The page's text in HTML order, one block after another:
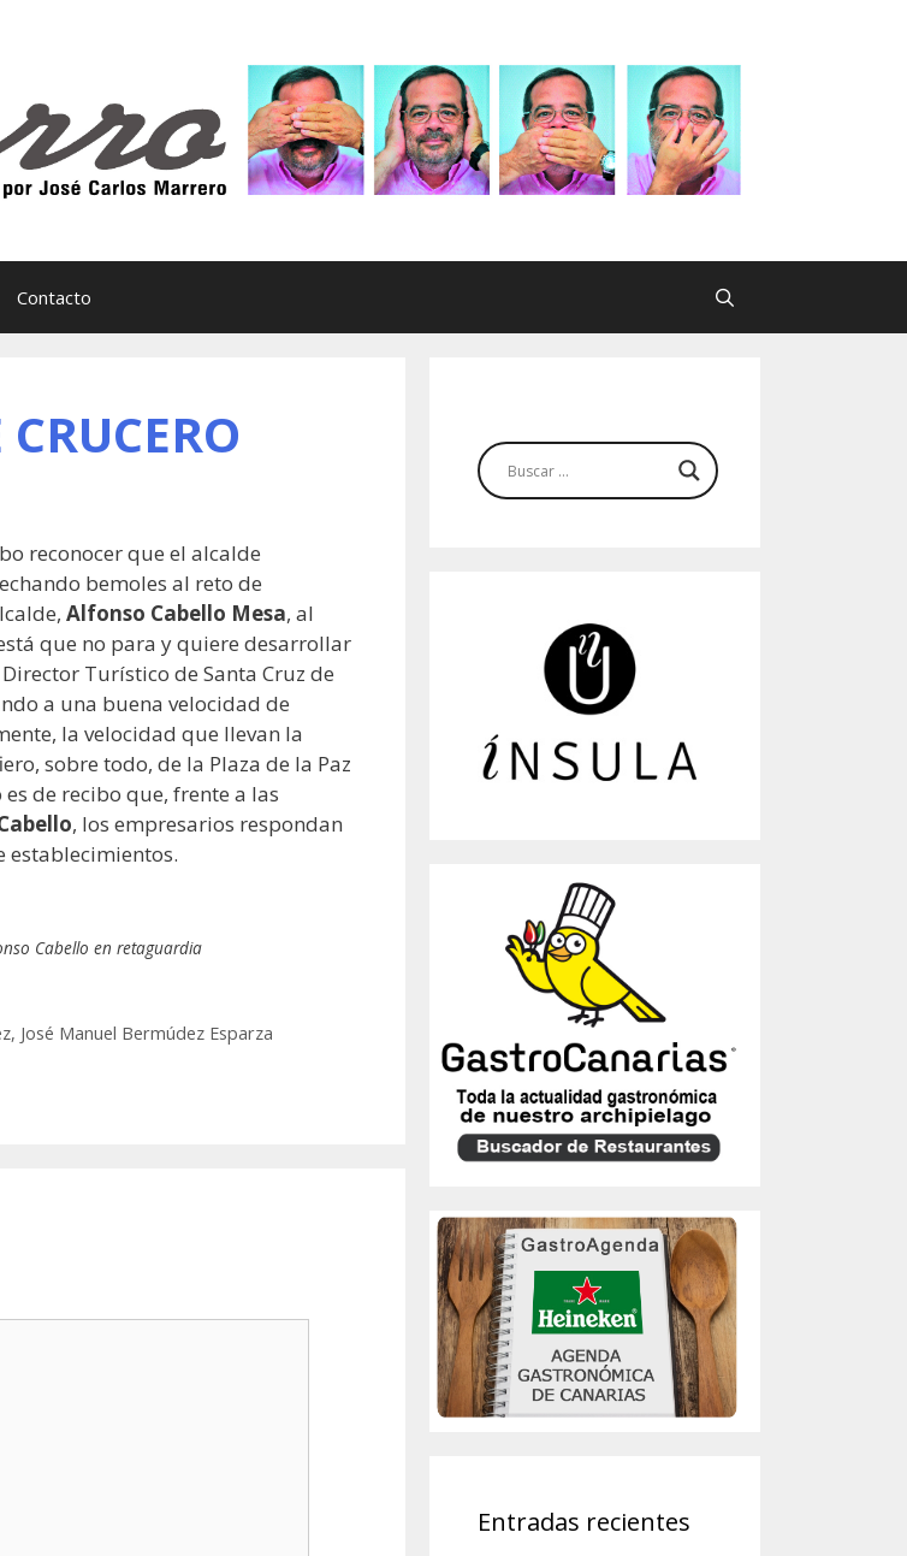
Contacto
reconocer que el alcalde
bemoles al reto de
Alfonso Cabello Mesa, al
que no para y quiere desarrollar
Turístico de Santa Cruz de
a una buena velocidad de
la velocidad que llevan la
sobre todo, de la Plaza de la Paz
de recibo que, frente a las
, los empresarios respondan
establecimientos.
Cabello en retaguardia
, José Manuel Bermúdez Esparza
Entradas recientes